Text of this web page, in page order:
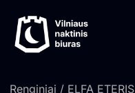
prie
turinio
Renginiai / ELFA